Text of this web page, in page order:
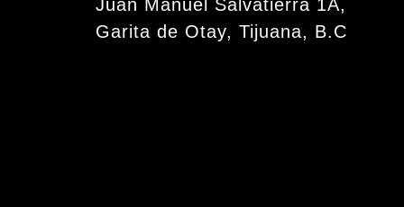
Juan Manuel Salvatierra 1A,
Garita de Otay, Tijuana, B.C